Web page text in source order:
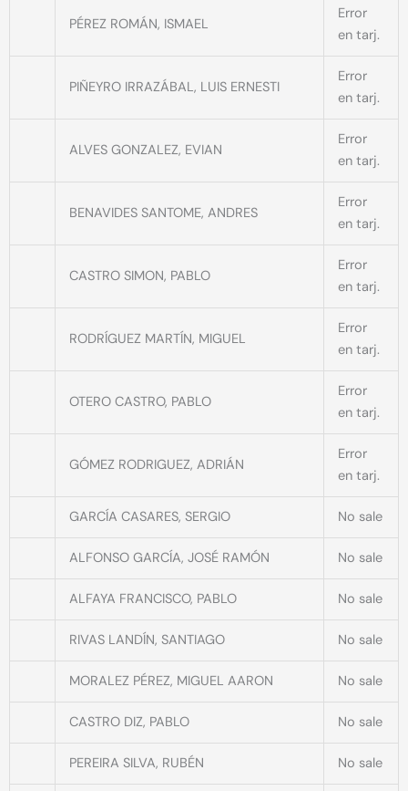
PÉREZ ROMÁN, ISMAEL
Error
en tarj.
PIÑEYRO IRRAZÁBAL, LUIS ERNESTI
Error
en tarj.
ALVES GONZALEZ, EVIAN
Error
en tarj.
BENAVIDES SANTOME, ANDRES
Error
en tarj.
CASTRO SIMON, PABLO
Error
en tarj.
RODRÍGUEZ MARTÍN, MIGUEL
Error
en tarj.
OTERO CASTRO, PABLO
Error
en tarj.
GÓMEZ RODRIGUEZ, ADRIÁN
Error
en tarj.
GARCÍA CASARES, SERGIO No sale
ALFONSO GARCÍA, JOSÉ RAMÓN No sale
ALFAYA FRANCISCO, PABLO No sale
RIVAS LANDÍN, SANTIAGO No sale
MORALEZ PÉREZ, MIGUEL AARON No sale
CASTRO DIZ, PABLO No sale
PEREIRA SILVA, RUBÉN No sale